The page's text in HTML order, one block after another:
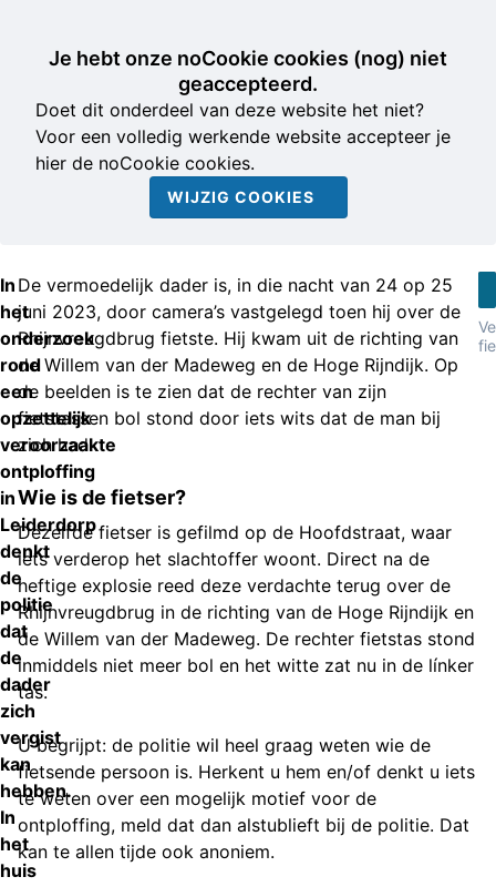
Je hebt onze noCookie cookies (nog) niet
geaccepteerd.
Doet dit onderdeel van deze website het niet?
Voor een volledig werkende website accepteer je
hier de noCookie cookies.
WIJZIG COOKIES
In
het
onderzoek
rond
een
opzettelijk
veroorzaakte
ontploffing
in
Leiderdorp
denkt
de
politie
dat
de
dader
zich
vergist
kan
hebben.
In
het
huis
De vermoedelijk dader is, in die nacht van 24 op 25
juni 2023, door camera’s vastgelegd toen hij over de
Rhijnvreugdbrug fietste. Hij kwam uit de richting van
de Willem van der Madeweg en de Hoge Rijndijk. Op
de beelden is te zien dat de rechter van zijn
fietstassen bol stond door iets wits dat de man bij
zich had.
Wie is de fietser?
Dezelfde fietser is gefilmd op de Hoofdstraat, waar
iets verderop het slachtoffer woont. Direct na de
heftige explosie reed deze verdachte terug over de
Rhijnvreugdbrug in de richting van de Hoge Rijndijk en
de Willem van der Madeweg. De rechter fietstas stond
inmiddels niet meer bol en het witte zat nu in de línker
tas.
U begrijpt: de politie wil heel graag weten wie de
fietsende persoon is. Herkent u hem en/of denkt u iets
te weten over een mogelijk motief voor de
ontploffing, meld dat dan alstublieft bij de politie. Dat
kan te allen tijde ook anoniem.